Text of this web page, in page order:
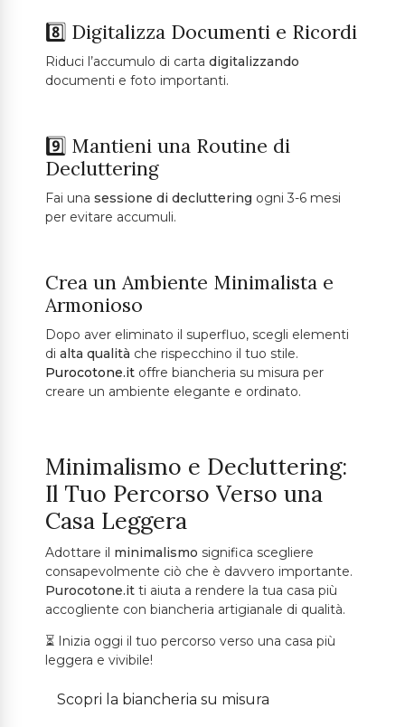
8️⃣ Digitalizza Documenti e Ricordi
Riduci l’accumulo di carta digitalizzando
documenti e foto importanti.
9️⃣ Mantieni una Routine di
Decluttering
Fai una sessione di decluttering ogni 3-6 mesi
per evitare accumuli.
Crea un Ambiente Minimalista e
Armonioso
Dopo aver eliminato il superfluo, scegli elementi
di alta qualità che rispecchino il tuo stile.
Purocotone.it offre biancheria su misura per
creare un ambiente elegante e ordinato.
Minimalismo e Decluttering:
Il Tuo Percorso Verso una
Casa Leggera
Adottare il minimalismo significa scegliere
consapevolmente ciò che è davvero importante.
Purocotone.it ti aiuta a rendere la tua casa più
accogliente con biancheria artigianale di qualità.
⏳ Inizia oggi il tuo percorso verso una casa più
leggera e vivibile!
Scopri la biancheria su misura